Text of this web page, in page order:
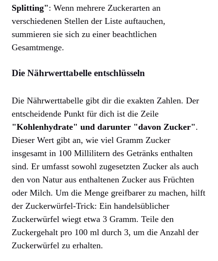
Splitting": Wenn mehrere Zuckerarten an
verschiedenen Stellen der Liste auftauchen,
summieren sie sich zu einer beachtlichen
Gesamtmenge.
Die Nährwerttabelle entschlüsseln
Die Nährwerttabelle gibt dir die exakten Zahlen. Der
entscheidende Punkt für dich ist die Zeile
"Kohlenhydrate" und darunter "davon Zucker".
Dieser Wert gibt an, wie viel Gramm Zucker
insgesamt in 100 Millilitern des Getränks enthalten
sind. Er umfasst sowohl zugesetzten Zucker als auch
den von Natur aus enthaltenen Zucker aus Früchten
oder Milch. Um die Menge greifbarer zu machen, hilft
der Zuckerwürfel-Trick: Ein handelsüblicher
Zuckerwürfel wiegt etwa 3 Gramm. Teile den
Zuckergehalt pro 100 ml durch 3, um die Anzahl der
Zuckerwürfel zu erhalten.